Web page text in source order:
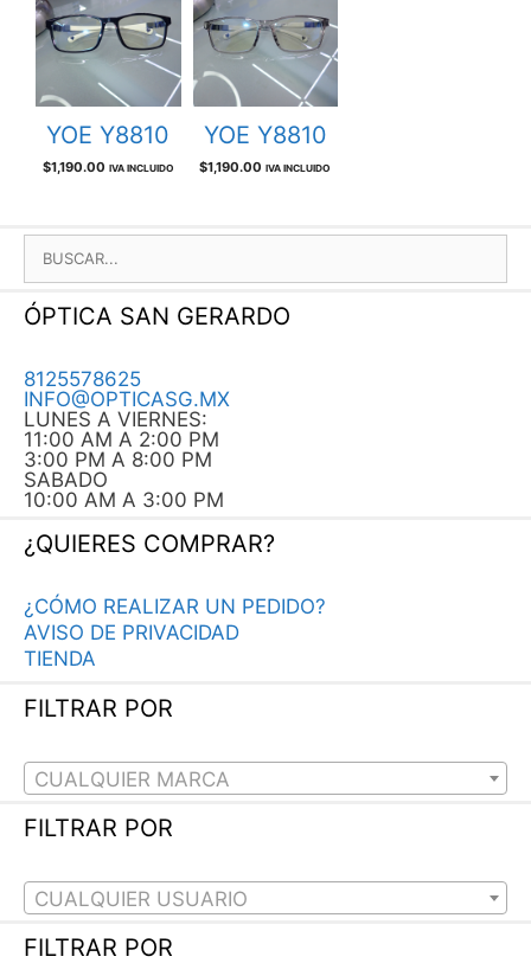
YOE Y8810
$1,190.00 IVA INCLUIDO
YOE Y8810
$1,190.00 IVA INCLUIDO
BUSCAR:
ÓPTICA SAN GERARDO
8125578625
INFO@OPTICASG.MX
LUNES A VIERNES:
11:00 AM A 2:00 PM
3:00 PM A 8:00 PM
SABADO
10:00 AM A 3:00 PM
¿QUIERES COMPRAR?
¿CÓMO REALIZAR UN PEDIDO?
AVISO DE PRIVACIDAD
TIENDA
FILTRAR POR
CUALQUIER MARCA
FILTRAR POR
CUALQUIER USUARIO
FILTRAR POR